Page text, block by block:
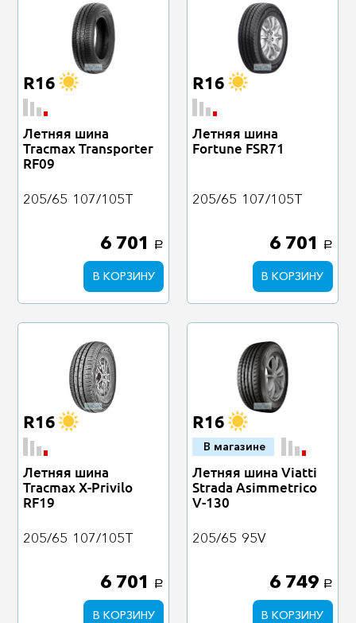
R16
Летняя шина
Tracmax Transporter
RF09
205/65 107/105T
6 701 a
В КОРЗИНУ
R16
Летняя шина
Fortune FSR71
205/65 107/105T
6 701 a
В КОРЗИНУ
R16
Летняя шина
Tracmax X-Privilo
RF19
205/65 107/105T
6 701 a
В КОРЗИНУ
R16
В магазине
Летняя шина Viatti
Strada Asimmetrico
V-130
205/65 95V
6 749 a
В КОРЗИНУ